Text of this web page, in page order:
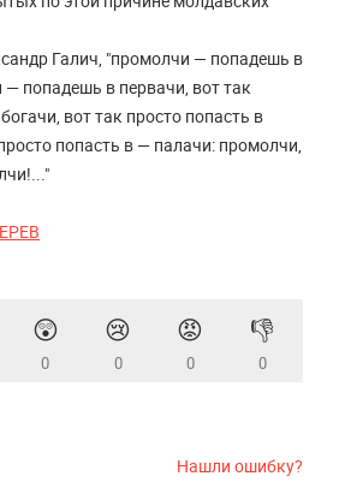
Галич, "промолчи — попадешь в
попадешь в первачи, вот так
вот так просто попасть в
попасть в — палачи: промолчи,
промолчи!..."
😲
0
😢
0
😡
0
👎
0
Нашли ошибку?